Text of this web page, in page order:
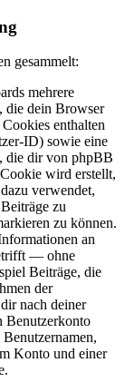
gesammelt:
mehrere
die dein Browser
enthalten
ID) sowie eine
die dir von phpBB
wird erstellt,
verwendet,
zu
zu können.
an
— ohne
Beiträge, die
der
nach deiner
Benutzerkonto
Konto und einer